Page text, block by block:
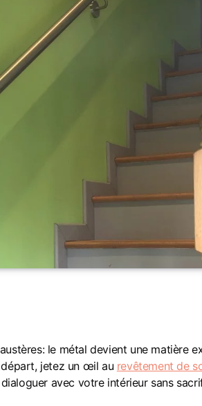
le métal devient une matière
départ, jetez un œil au revêtement de
avec votre intérieur sans